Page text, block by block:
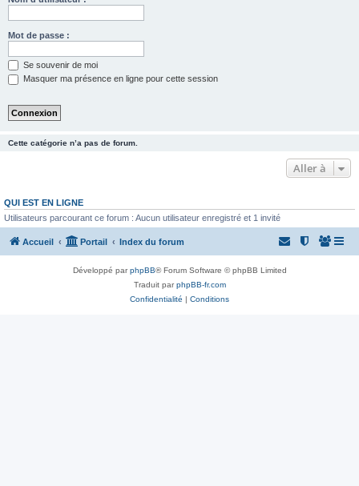
Mot de passe :
Se souvenir de moi
Masquer ma présence en ligne pour cette session
Cette catégorie n’a pas de forum.
Aller à
QUI EST EN LIGNE
Utilisateurs parcourant ce forum : Aucun utilisateur enregistré et 1 invité
Accueil Portail Index du forum
Développé parphpBB® Forum Software © phpBB Limited
Traduit parphpBB-fr.com
Confidentialité | Conditions